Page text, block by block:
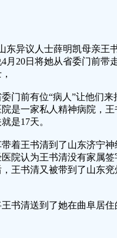
东异议人士薛明凯母亲王
月20日将她从省委门前带
门前有位“病人”让他们来
是一家私人精神病院，王
是17天。
着王书清到了山东济宁神
院认为王书清没有家属签
王书清又被带到了山东兖
书清送到了她在曲阜居住